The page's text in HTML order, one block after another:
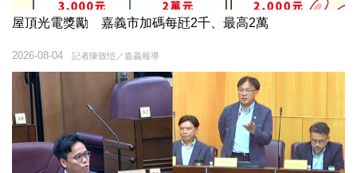
屋頂光電獎勵 嘉義市加碼每瓩2千、最高2萬
記者陳致愷／嘉義報導
2026-08-04